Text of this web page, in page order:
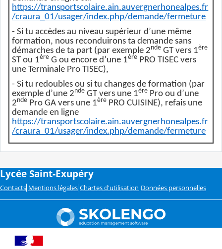
https://transportscolaire.ain.auvergnerhonealpes.fr
/craura_01/usager/index.php/demande/fermeture
- Si tu accèdes au niveau supérieur d’une même
formation, nous reconduirons ta demande sans
démarches de ta part (par exemple 2nde GT vers 1ère
ST ou 1ère G ou encore d’une 1ère PRO TISEC vers
une Terminale Pro TISEC),
- Si tu redoubles ou si tu changes de formation (par
exemple d’une 2nde GT vers une 1ère Pro ou d’une
2nde Pro GA vers une 1ère PRO CUISINE), refais une
demande en ligne
https://transportscolaire.ain.auvergnerhonealpes.fr
/craura_01/usager/index.php/demande/fermeture
Lycée Saint-Exupéry
Contacts Mentions légales Chartes d'utilisation Données personnelles